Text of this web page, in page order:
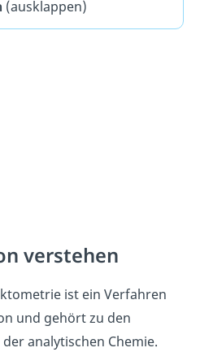
(ausklappen)
verstehen
ist ein Verfahren
und gehört zu den
analytischen Chemie.